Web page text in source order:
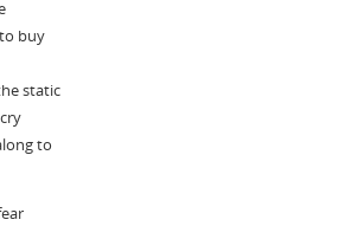
buy
static
to